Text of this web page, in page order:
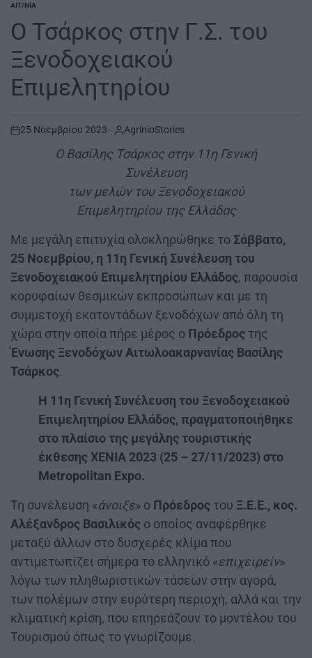
POSTED
ΑΙΤ/ΝΊΑ
Ο Τσάρκος στην Γ.Σ. του
Ξενοδοχειακού
Επιμελητηρίου
on
25 Νοεμβρίου 2023 AgrinioStories
Ο Βασίλης Τσάρκος στην 11η Γενική
Συνέλευση
των μελών του Ξενοδοχειακού
Επιμελητηρίου της Ελλάδας
Με μεγάλη επιτυχία ολοκληρώθηκε το Σάββατο,
25 Νοεμβρίου, η 11η Γενική Συνέλευση του
Ξενοδοχειακού Επιμελητηρίου Ελλάδος, παρουσία
κορυφαίων θεσμικών εκπροσώπων και με τη
συμμετοχή εκατοντάδων ξενοδόχων από όλη τη
χώρα στην οποία πήρε μέρος ο Πρόεδρος της
Ένωσης Ξενοδόχων Αιτωλοακαρνανίας Βασίλης
Τσάρκος.
Η 11η Γενική Συνέλευση του Ξενοδοχειακού
Επιμελητηρίου Ελλάδος, πραγματοποιήθηκε
στο πλαίσιο της μεγάλης τουριστικής
έκθεσης XENIA 2023 (25 – 27/11/2023) στο
Metropolitan Expo.
Τη συνέλευση «άνοιξε» ο Πρόεδρος του Ξ.Ε.Ε., κος.
Αλέξανδρος Βασιλικός ο οποίος αναφέρθηκε
μεταξύ άλλων στο δυσχερές κλίμα που
αντιμετωπίζει σήμερα το ελληνικό «επιχειρείν»
λόγω των πληθωριστικών τάσεων στην αγορά,
των πολέμων στην ευρύτερη περιοχή, αλλά και την
κλιματική κρίση, που επηρεάζουν το μοντέλου του
Τουρισμού όπως το γνωρίζουμε.